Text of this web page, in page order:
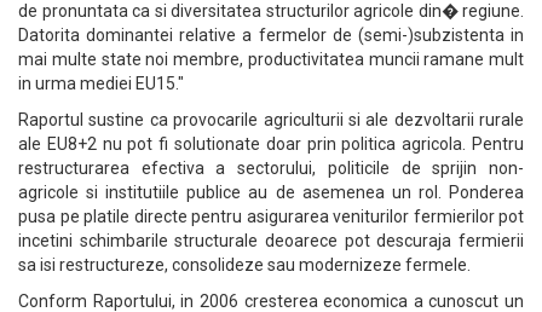
de pronuntata ca si diversitatea structurilor agricole din� regiune.
Datorita dominantei relative a fermelor de (semi-)subzistenta in
mai multe state noi membre, productivitatea muncii ramane mult
in urma mediei EU15."
Raportul sustine ca provocarile agriculturii si ale dezvoltarii rurale
ale EU8+2 nu pot fi solutionate doar prin politica agricola. Pentru
restructurarea efectiva a sectorului, politicile de sprijin non-
agricole si institutiile publice au de asemenea un rol. Ponderea
pusa pe platile directe pentru asigurarea veniturilor fermierilor pot
incetini schimbarile structurale deoarece pot descuraja fermierii
sa isi restructureze, consolideze sau modernizeze fermele.
Conform Raportului, in 2006 cresterea economica a cunoscut un